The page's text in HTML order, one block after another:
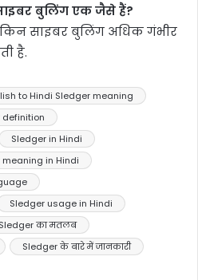
बुलिंग एक जैसे हैं?
साइबर बुलिंग अधिक गंभीर
है.
to Hindi Sledger meaning
definition
Sledger in Hindi
meaning in Hindi
Sledger usage in Hindi
Sledger का मतलब
Sledger के बारे में जानकारी